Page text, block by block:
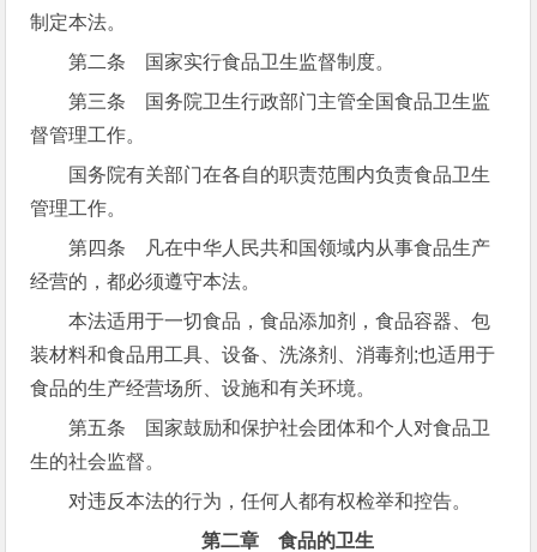
制定本法。
第二条 国家实行食品卫生监督制度。
第三条 国务院卫生行政部门主管全国食品卫生监
督管理工作。
国务院有关部门在各自的职责范围内负责食品卫生
管理工作。
第四条 凡在中华人民共和国领域内从事食品生产
经营的，都必须遵守本法。
本法适用于一切食品，食品添加剂，食品容器、包
装材料和食品用工具、设备、洗涤剂、消毒剂;也适用于
食品的生产经营场所、设施和有关环境。
第五条 国家鼓励和保护社会团体和个人对食品卫
生的社会监督。
对违反本法的行为，任何人都有权检举和控告。
第二章 食品的卫生